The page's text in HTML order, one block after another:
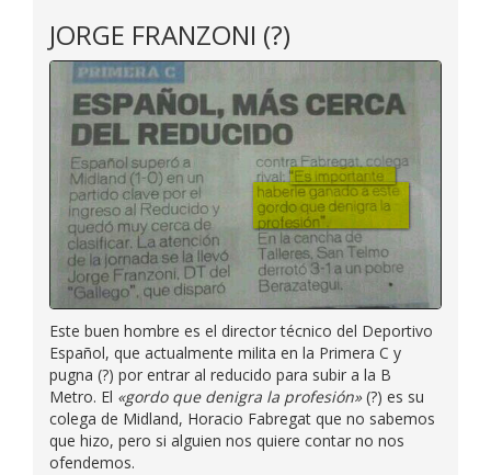
JORGE FRANZONI (?)
Este buen hombre es el director técnico del Deportivo
Español, que actualmente milita en la Primera C y
pugna (?) por entrar al reducido para subir a la B
Metro. El «gordo que denigra la profesión»(?) es su
colega de Midland, Horacio Fabregat que no sabemos
que hizo, pero si alguien nos quiere contar no nos
ofendemos.